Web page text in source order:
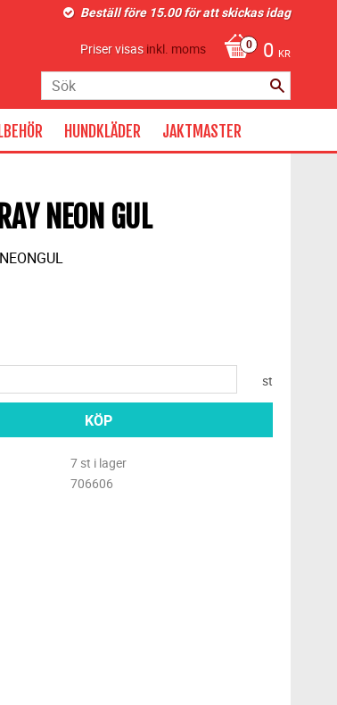
Beställ före 15.00 för att skickas idag
0 KR
Priser visasinkl. moms
HUNDKLÄDER JAKTMASTER
NEON GUL
st
KÖP
7 st i lager
706606